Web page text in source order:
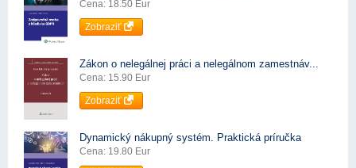
Cena: 18.50 Eur
Zobraziť
Zákon o nelegálnej práci a nelegálnom zamestnáv...
Cena: 15.90 Eur
Zobraziť
Dynamický nákupný systém. Praktická príručka
Cena: 19.80 Eur